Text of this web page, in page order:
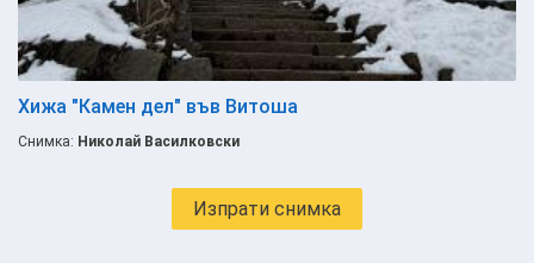
Хижа "Камен дел" във Витоша
Снимка: Николай Василковски
Изпрати снимка